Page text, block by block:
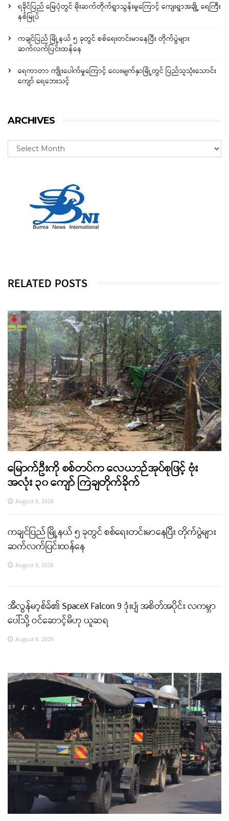
ရခိုင်ပြည် မြေပုံတွင် မိုးဆက်တိုက်ရွာသွန်းမှုကြောင့် ကျေးရွာအချို့ ရေကြီး
နစ်မြုပ်
ကချင်ပြည် မြို့နယ် ၅ ခုတွင် စစ်ရေးတင်းမာနေပြီး တိုက်ပွဲများ
ဆက်လက်ပြင်းထန်နေ
ရေကာတာ ကျိုးပေါက်မှုကြောင့် လေးမျက်နှာမြို့တွင် ပြည်သူသုံးသောင်း
ကျော် ရေဘေးသင့်
ARCHIVES
RELATED POSTS
မြောက်ဦးကို စစ်တပ်က လေယာဉ်အုပ်စုဖြင့် ဗုံး
အလုံး ၃၀ ကျော် ကြဲချတိုက်ခိုက်
August 6, 2026
ကချင်ပြည် မြို့နယ် ၅ ခုတွင် စစ်ရေးတင်းမာနေပြီး တိုက်ပွဲများ
ဆက်လက်ပြင်းထန်နေ
August 6, 2026
အီလွန်မာ့စ်ခ်၏ SpaceX Falcon 9 ဒုံးပျံ အစိတ်အပိုင်း လကမ္ဘာ
ပေါ်သို့ ဝင်ဆောင့်မိဟု ယူဆရ
August 6, 2026